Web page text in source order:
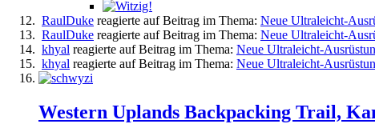
RaulDuke reagierte auf Beitrag im Thema: Neue Ultraleicht-
RaulDuke reagierte auf Beitrag im Thema: Neue Ultraleicht-
khyal reagierte auf Beitrag im Thema: Neue Ultraleicht-
khyal reagierte auf Beitrag im Thema: Neue Ultraleicht-
Western Uplands Backpacking Trail,